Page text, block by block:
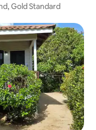
Gold Standard